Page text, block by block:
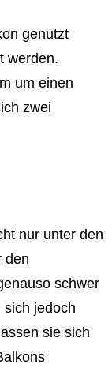
genutzt
werden.
um einen
zwei
nur unter den
den
schwer
sich jedoch
sie sich